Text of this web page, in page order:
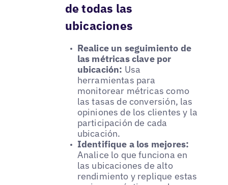
de todas las
ubicaciones
Realice un seguimiento de
las métricas clave por
ubicación: Usa
herramientas para
monitorear métricas como
las tasas de conversión, las
opiniones de los clientes y la
participación de cada
ubicación.
Identifique a los mejores:
Analice lo que funciona en
las ubicaciones de alto
rendimiento y replique estas